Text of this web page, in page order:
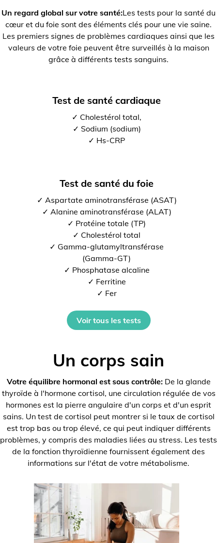
Un regard global sur votre santé:Les tests pour la santé du
cœur et du foie sont des éléments clés pour une vie saine.
Les premiers signes de problèmes cardiaques ainsi que les
valeurs de votre foie peuvent être surveillés à la maison
grâce à différents tests sanguins.
Test de santé cardiaque
✓ Cholestérol total,
✓ Sodium (sodium)
✓ Hs-CRP
Test de santé du foie
✓ Aspartate aminotransférase (ASAT)
✓ Alanine aminotransférase (ALAT)
✓ Protéine totale (TP)
✓ Cholestérol total
✓ Gamma-glutamyltransférase
(Gamma-GT)
✓ Phosphatase alcaline
✓ Ferritine
✓ Fer
Voir tous les tests
Un corps sain
Votre équilibre hormonal est sous contrôle:De la glande
thyroïde à l'hormone cortisol, une circulation régulée de vos
hormones est la pierre angulaire d'un corps et d'un esprit
sains. Un test de cortisol peut montrer si le taux de cortisol
est trop bas ou trop élevé, ce qui peut indiquer différents
problèmes, y compris des maladies liées au stress. Les tests
de la fonction thyroïdienne fournissent également des
informations sur l'état de votre métabolisme.